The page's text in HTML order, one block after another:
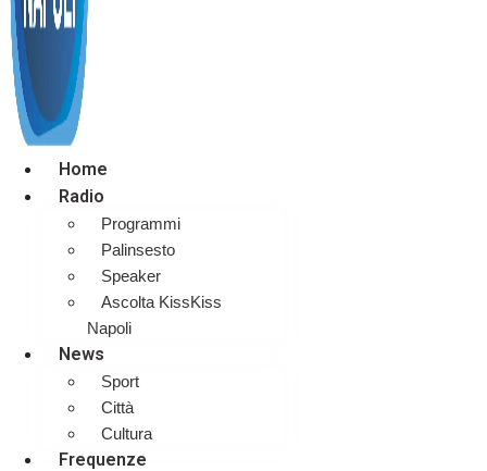
Home
Radio
Programmi
Palinsesto
Speaker
Ascolta KissKiss
Napoli
News
Sport
Città
Cultura
Frequenze